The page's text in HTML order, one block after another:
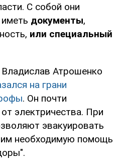
С собой они
документы,
или специальный
Атрошенко
на грани
. Он почти
электричества. При
эвакуировать
необходимую помощь